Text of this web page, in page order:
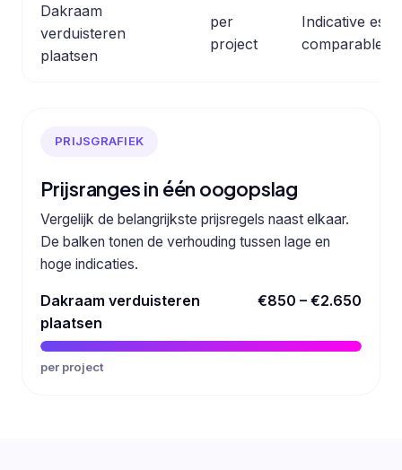
Dakraam
verduisteren
plaatsen
per
project
Indicative
comparable
PRIJSGRAFIEK
Prijsranges in één oogopslag
Vergelijk de belangrijkste prijsregels naast elkaar.
De balken tonen de verhouding tussen lage en
hoge indicaties.
Dakraam verduisteren
plaatsen
€850 – €2.650
per project